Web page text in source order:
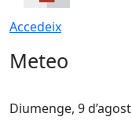
Accedeix
Meteo
Diumenge, 9 d’agost